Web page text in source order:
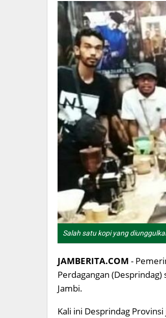
Salah satu kopi yang
JAMBERITA.COM -
Perdagangan
Jambi.
Kali ini Desprindag